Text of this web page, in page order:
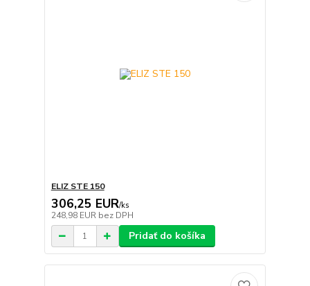
ELIZ STE 150
306,25 EUR/ks
248,98 EUR bez DPH
Pridať do košíka